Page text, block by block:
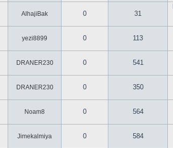
AlhajiBak 0 31
yezi8899 0 113
DRANER230 0 541
DRANER230 0 350
Noam8 0 564
Jimekalmiya 0 584